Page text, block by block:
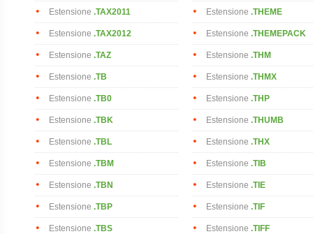
Estensione .TAX2011
Estensione .TAX2012
Estensione .TAZ
Estensione .TB
Estensione .TB0
Estensione .TBK
Estensione .TBL
Estensione .TBM
Estensione .TBN
Estensione .TBP
Estensione .TBS
Estensione .THEME
Estensione .THEMEPACK
Estensione .THM
Estensione .THMX
Estensione .THP
Estensione .THUMB
Estensione .THX
Estensione .TIB
Estensione .TIE
Estensione .TIF
Estensione .TIFF